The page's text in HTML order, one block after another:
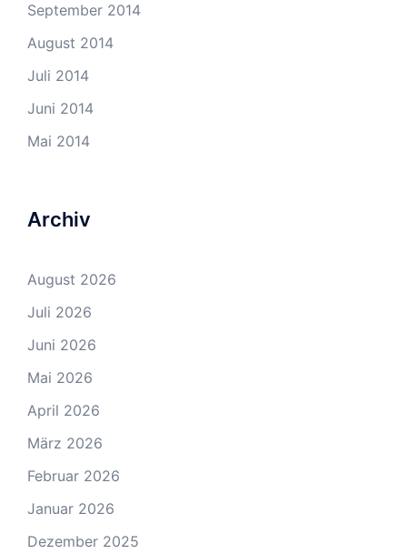
September 2014
August 2014
Juli 2014
Juni 2014
Mai 2014
Archiv
August 2026
Juli 2026
Juni 2026
Mai 2026
April 2026
März 2026
Februar 2026
Januar 2026
Dezember 2025